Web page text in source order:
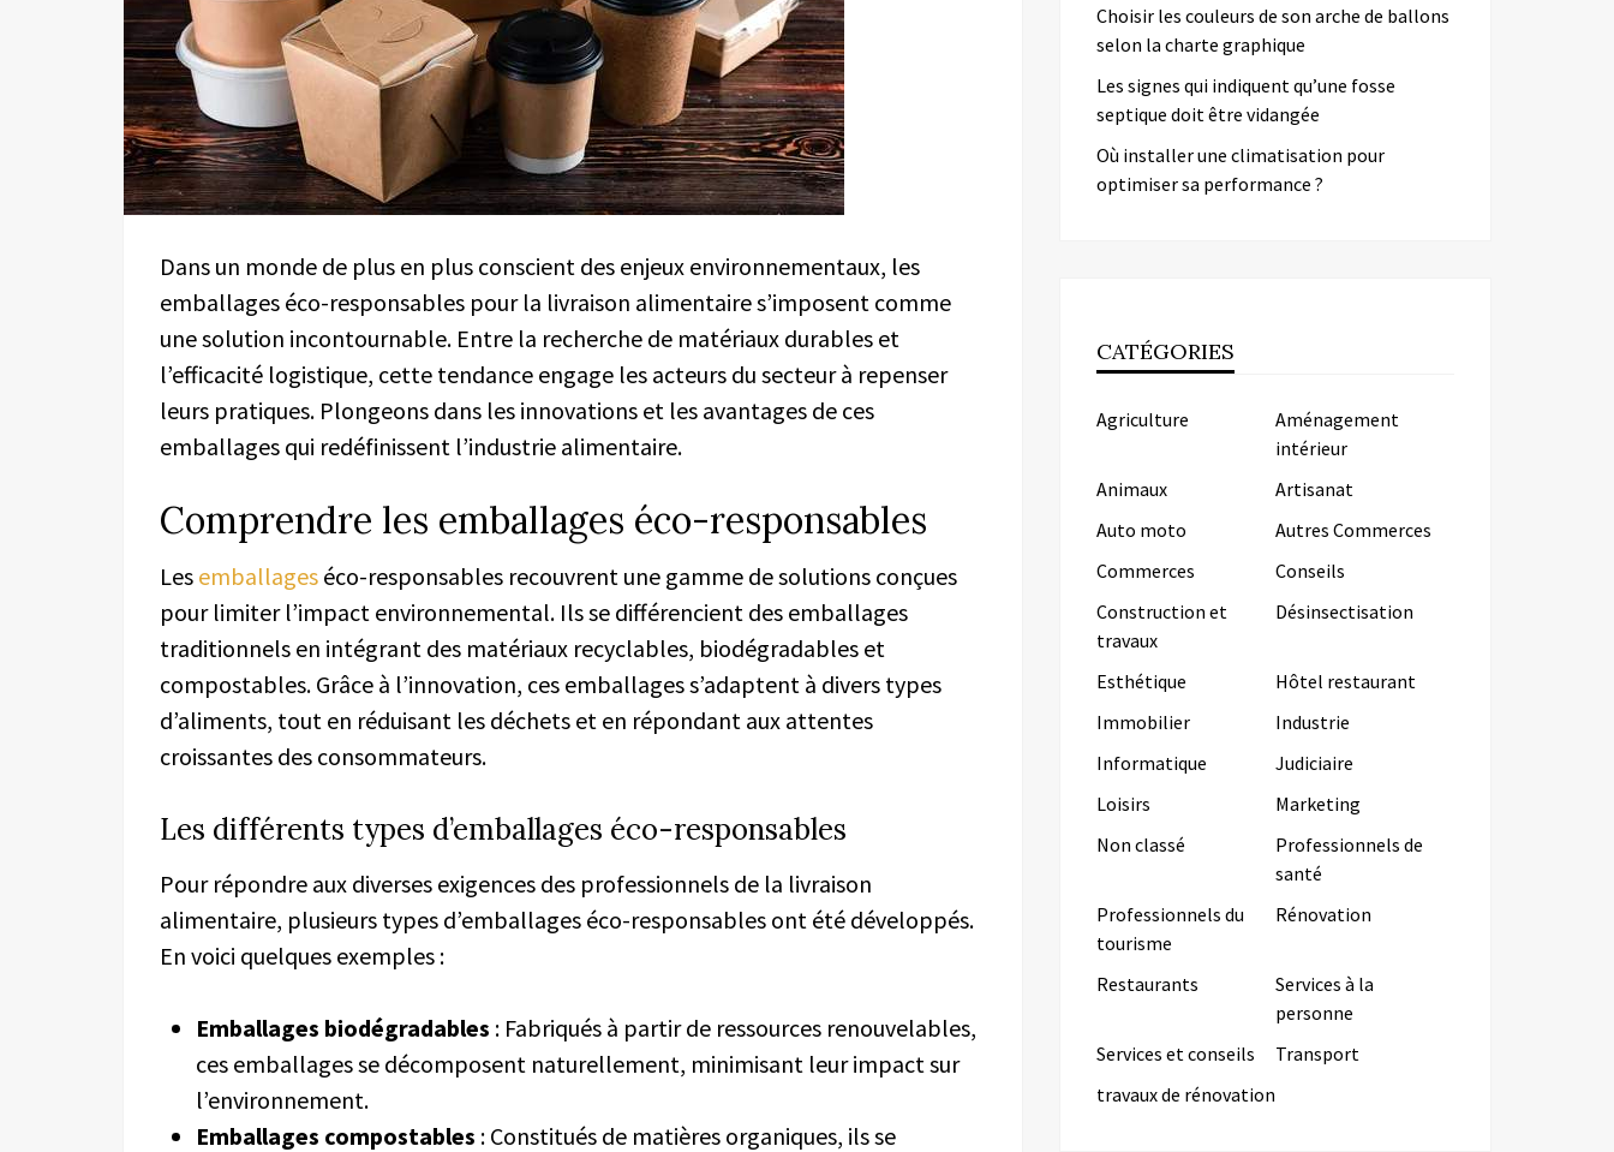
Dans un monde de plus en plus conscient des enjeux environnementaux, les
emballages éco-responsables pour la livraison alimentaire s’imposent comme
une solution incontournable. Entre la recherche de matériaux durables et
l’efficacité logistique, cette tendance engage les acteurs du secteur à repenser
leurs pratiques. Plongeons dans les innovations et les avantages de ces
emballages qui redéfinissent l’industrie alimentaire.
Comprendre les emballages éco-responsables
Les emballages éco-responsables recouvrent une gamme de solutions conçues
pour limiter l’impact environnemental. Ils se différencient des emballages
traditionnels en intégrant des matériaux recyclables, biodégradables et
compostables. Grâce à l’innovation, ces emballages s’adaptent à divers types
d’aliments, tout en réduisant les déchets et en répondant aux attentes
croissantes des consommateurs.
Les différents types d’emballages éco-responsables
Pour répondre aux diverses exigences des professionnels de la livraison
alimentaire, plusieurs types d’emballages éco-responsables ont été développés.
En voici quelques exemples :
Emballages biodégradables : Fabriqués à partir de ressources renouvelables,
ces emballages se décomposent naturellement, minimisant leur impact sur
l’environnement.
Emballages compostables : Constitués de matières organiques, ils se
Choisir les couleurs de son arche de ballons
selon la charte graphique
Les signes qui indiquent qu’une fosse
septique doit être vidangée
Où installer une climatisation pour
optimiser sa performance ?
CATÉGORIES
Agriculture
Aménagement
intérieur
Animaux
Artisanat
Auto moto
Autres Commerces
Commerces
Conseils
Construction et
travaux
Désinsectisation
Esthétique
Hôtel restaurant
Immobilier
Industrie
Informatique
Judiciaire
Loisirs
Marketing
Non classé
Professionnels de
santé
Professionnels du
tourisme
Rénovation
Restaurants
Services à la
personne
Services et conseils
Transport
travaux de rénovation